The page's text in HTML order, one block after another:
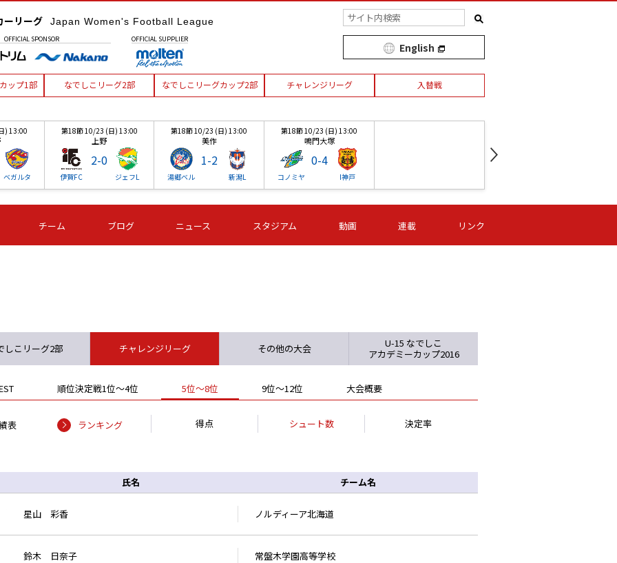
ーリーグ Japan Women's Football League
OFFICIAL SPONSOR OFFICIAL SUPPLIER
English
ップ1部 なでしこリーグ2部 なでしこリーグカップ2部 チャレンジリーグ 入替戦
) 13:00
ベガルタ
第18節 10/23 (日) 13:00
上野
伊賀FC
2-0
ジェフL
第18節 10/23 (日) 13:00
美作
湯郷ベル
1-2
新潟L
第18節 10/23 (日) 13:00
鳴門大塚
コノミヤ
0-4
I神戸
) 13:00 第18節 10/23 (日) 13:00
2-0
美作
1-2
第18節 10/23 (日) 13:00
0-4 0-2
チーム ブログ ニュース スタジアム 動画 連載 リンク
しこリーグ2部 チャレンジリーグ
順位決定戦1位～4位 5位～8位 9位～12位 大会概要
その他の大会
U-15 なでしこ
アカデミーカップ2016
表 ランキング 得点 シュート数 決定率
氏名 チーム名
星山 彩香 ノルディーア北海道
鈴木 日奈子 常盤木学園高等学校